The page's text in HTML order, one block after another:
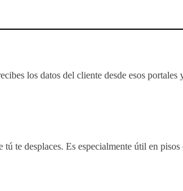
los datos del cliente desde esos portales
te desplaces. Es especialmente útil en